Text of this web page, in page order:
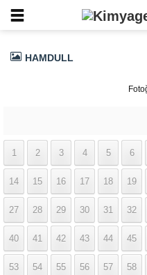
HAMDULL
1 2 3 4 5 6
14 15 16 17 18 19
27 28 29 30 31 32
40 41 42 43 44 45
53 54 55 56 57 58